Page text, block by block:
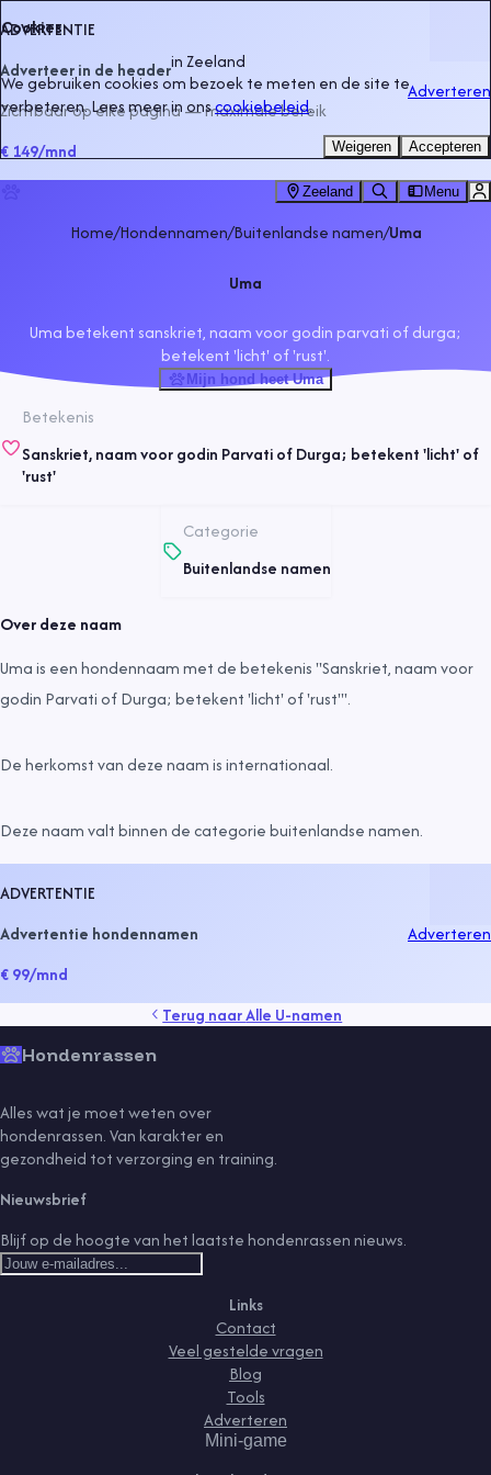
ADVERTENTIE
Adverteer in de headerinZeeland
Zichtbaar op elke pagina — maximale bereik
€ 149/mnd
Adverteren
Zeeland Menu
Home/Hondennamen/Buitenlandse namen/Uma
Uma
Uma betekent sanskriet, naam voor godin parvati of durga;
betekent 'licht' of 'rust'.
Mijn hond heet Uma
Betekenis
Sanskriet, naam voor godin Parvati of Durga; betekent 'licht' of
'rust'
Categorie
Buitenlandse namen
Over deze naam
Uma is een hondennaam met de betekenis "Sanskriet, naam voor
godin Parvati of Durga; betekent 'licht' of 'rust'".
De herkomst van deze naam isinternationaal.
Deze naam valt binnen de categoriebuitenlandse namen.
ADVERTENTIE
Advertentie hondennamen
€ 99/mnd
Adverteren
Terug naarAlle U-namen
Hondenrassen
Alles wat je moet weten over
hondenrassen. Van karakter en
gezondheid tot verzorging en training.
Nieuwsbrief
Blijf op de hoogte van het laatste hondenrassen nieuws.
Links
Contact
Veel gestelde vragen
Blog
Tools
Adverteren
Mini-game
Cookies
We gebruiken cookies om bezoek te meten en de site te
verbeteren. Lees meer in onscookiebeleid.
Weigeren Accepteren